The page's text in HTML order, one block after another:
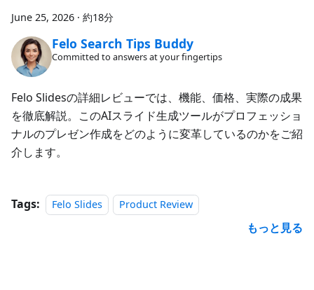
June 25, 2026 · 約18分
Felo Search Tips Buddy
Committed to answers at your fingertips
Felo Slidesの詳細レビューでは、機能、価格、実際の成果
を徹底解説。このAIスライド生成ツールがプロフェッショ
ナルのプレゼン作成をどのように変革しているのかをご紹
介します。
Tags: Felo Slides Product Review
もっと見る